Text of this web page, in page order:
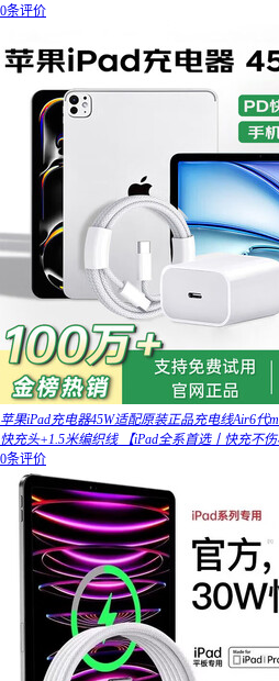
0条评价
苹果iPad充电器45W适配原装正品充电线Air6代
快充头+1.5米编织线 【iPad全系首选丨快充不伤
0条评价